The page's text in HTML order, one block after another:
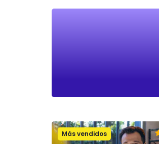
Más vendidos